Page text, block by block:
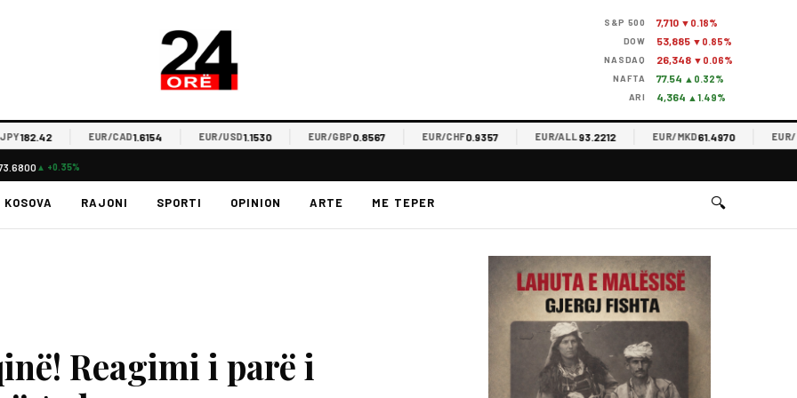
S&P 500 7,710 ▼0.18%
DOW 53,885 ▼0.85%
NASDAQ 26,348 ▼0.06%
NAFTA 77.54 ▲0.32%
ARI 4,364 ▲1.49%
EUR/CAD1.6154 EUR/USD1.1530 EUR/GBP0.8567 EUR/CHF0.9357 EUR/ALL93.2212 EUR/MKD61.4970 EUR/RSD
▲ +0.35%
KOSOVA RAJONI SPORTI OPINION ARTE ME TEPER 🔍
Reagimi i parë i